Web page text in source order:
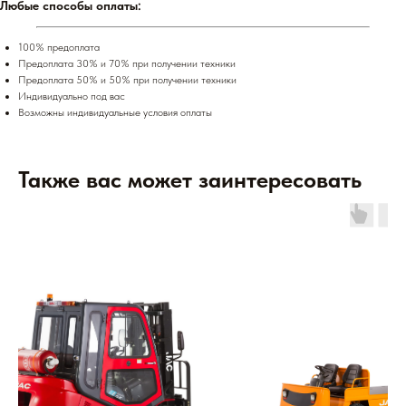
Любые способы оплаты:
100% предоплата
Предоплата 30% и 70% при получении техники
Предоплата 50% и 50% при получении техники
Индивидуально под вас
Возможны индивидуальные условия оплаты
Также вас может заинтересовать